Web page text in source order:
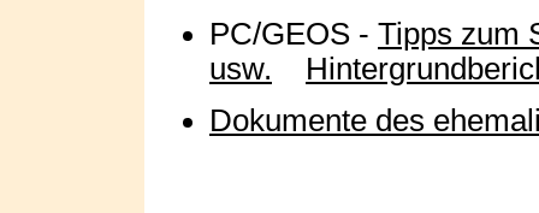
PC/GEOS - Tipps zum
usw.
Dokumente des